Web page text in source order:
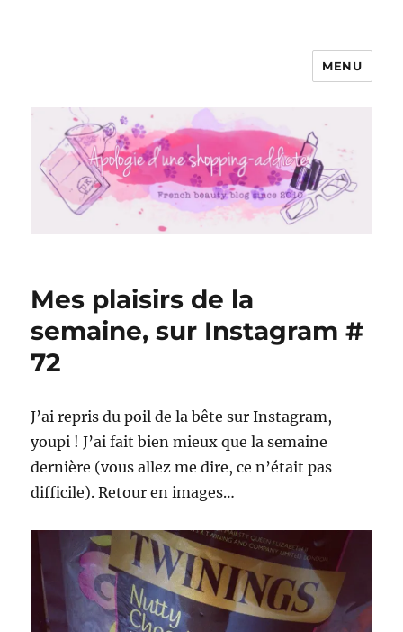
Apologie d'une Shopping-addicte
MENU
Mes plaisirs de la
semaine, sur Instagram #
72
J’ai repris du poil de la bête sur Instagram,
youpi ! J’ai fait bien mieux que la semaine
dernière (vous allez me dire, ce n’était pas
difficile). Retour en images…